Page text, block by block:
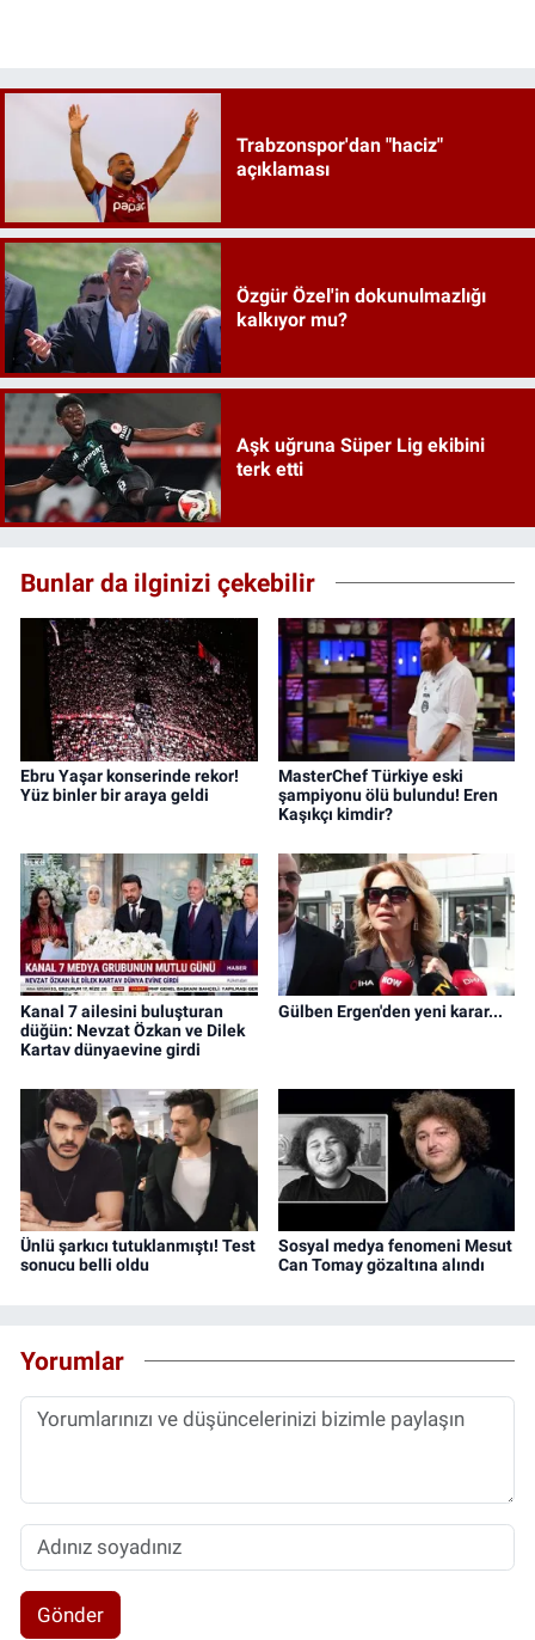
Trabzonspor'dan "haciz"
açıklaması
Özgür Özel'in dokunulmazlığı
kalkıyor mu?
Aşk uğruna Süper Lig ekibini
terk etti
Bunlar da ilginizi çekebilir
Ebru Yaşar konserinde rekor!
Yüz binler bir araya geldi
MasterChef Türkiye eski
şampiyonu ölü bulundu! Eren
Kaşıkçı kimdir?
Kanal 7 ailesini buluşturan
düğün: Nevzat Özkan ve Dilek
Kartav dünyaevine girdi
Gülben Ergen'den yeni karar...
Ünlü şarkıcı tutuklanmıştı! Test
sonucu belli oldu
Sosyal medya fenomeni Mesut
Can Tomay gözaltına alındı
Yorumlar
Gönder